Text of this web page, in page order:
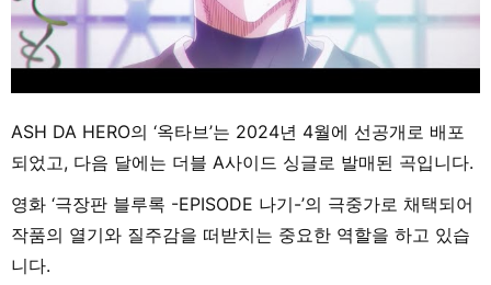
ASH DA HERO의 ‘옥타브’는 2024년 4월에 선공개로 배포
되었고, 다음 달에는 더블 A사이드 싱글로 발매된 곡입니다.
영화 ‘극장판 블루록 -EPISODE 나기-’의 극중가로 채택되어
작품의 열기와 질주감을 떠받치는 중요한 역할을 하고 있습
니다.